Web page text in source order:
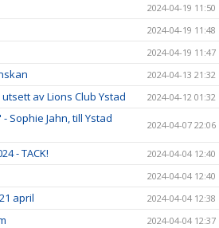
2024-04-19 11:50
2024-04-19 11:48
2024-04-19 11:47
2024-04-13 21:32
utsett av Lions Club Ystad 2024-04-12 01:32
Sophie Jahn, till Ystad
2024-04-07 22:06
- TACK! 2024-04-04 12:40
2024-04-04 12:40
april 2024-04-04 12:38
2024-04-04 12:37